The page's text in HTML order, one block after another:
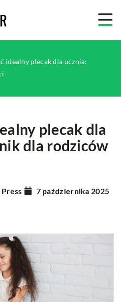
idealny plecak dla ucznia:
plecak dla
dla rodziców
7 października 2025